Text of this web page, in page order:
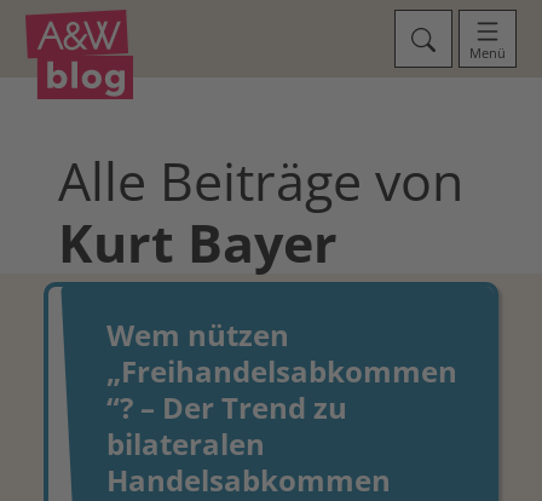
Menü
Alle Beiträge von
Kurt Bayer
Wem nützen
„Freihandelsabkommen
“? – Der Trend zu
bilateralen
Handelsabkommen